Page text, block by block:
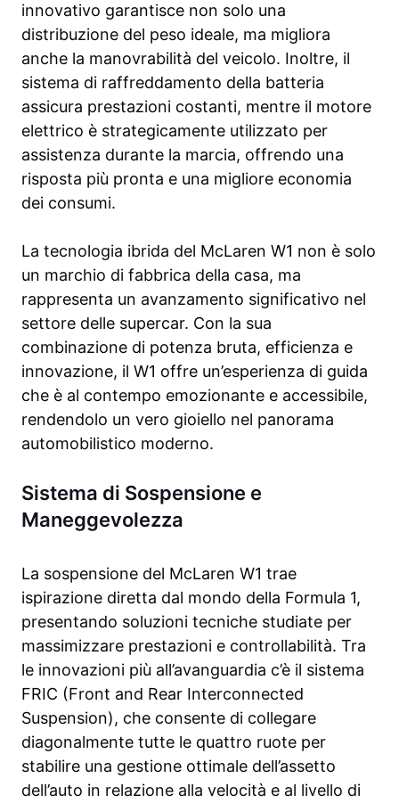
innovativo garantisce non solo una
distribuzione del peso ideale, ma migliora
anche la manovrabilità del veicolo. Inoltre, il
sistema di raffreddamento della batteria
assicura prestazioni costanti, mentre il motore
elettrico è strategicamente utilizzato per
assistenza durante la marcia, offrendo una
risposta più pronta e una migliore economia
dei consumi.
La tecnologia ibrida del McLaren W1 non è solo
un marchio di fabbrica della casa, ma
rappresenta un avanzamento significativo nel
settore delle supercar. Con la sua
combinazione di potenza bruta, efficienza e
innovazione, il W1 offre un’esperienza di guida
che è al contempo emozionante e accessibile,
rendendolo un vero gioiello nel panorama
automobilistico moderno.
Sistema di Sospensione e
Maneggevolezza
La sospensione del McLaren W1 trae
ispirazione diretta dal mondo della Formula 1,
presentando soluzioni tecniche studiate per
massimizzare prestazioni e controllabilità. Tra
le innovazioni più all’avanguardia c’è il sistema
FRIC (Front and Rear Interconnected
Suspension), che consente di collegare
diagonalmente tutte le quattro ruote per
stabilire una gestione ottimale dell’assetto
dell’auto in relazione alla velocità e al livello di